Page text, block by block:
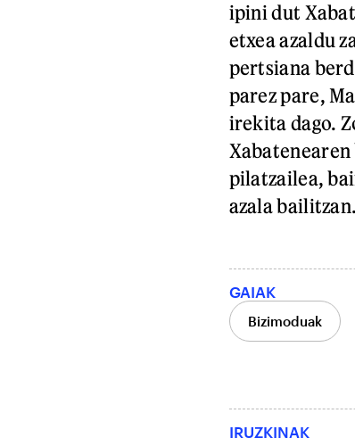
ipini dut
etxea azaldu
pertsiana
parez pare,
irekita dago.
pilatzailea,
azala bailitzan.
GAIAK
Bizimoduak
IRUZKINAK